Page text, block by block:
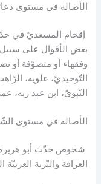
الأصالة في مستوى
إقحام المسعديّ في
بعض الأقوال على سبيل
وفقهاء أو متصوّفة أو
التّوحيديّ، علويه،
النّبويّ، ابن عبد ربه،
الأصالة في مستوى
شخوص حدّث أبو هريرة
العراقة والتّربة